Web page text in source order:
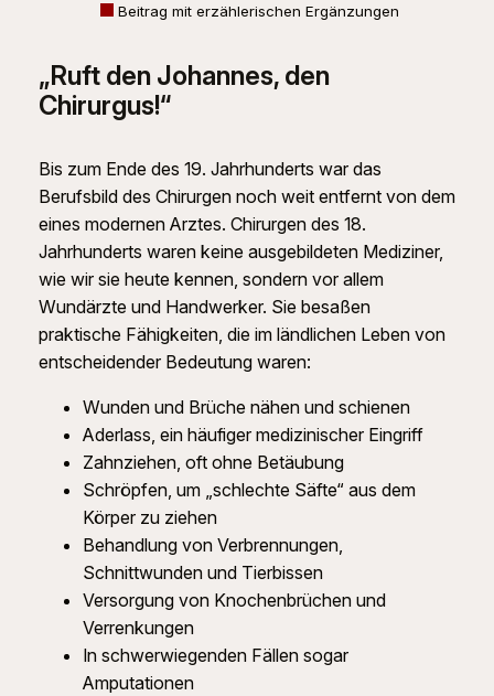
Beitrag mit erzählerischen Ergänzungen
„Ruft den Johannes, den
Chirurgus!“
Bis zum Ende des 19. Jahrhunderts war das
Berufsbild des Chirurgen noch weit entfernt von dem
eines modernen Arztes. Chirurgen des 18.
Jahrhunderts waren keine ausgebildeten Mediziner,
wie wir sie heute kennen, sondern vor allem
Wundärzte und Handwerker. Sie besaßen
praktische Fähigkeiten, die im ländlichen Leben von
entscheidender Bedeutung waren:
Wunden und Brüche nähen und schienen
Aderlass, ein häufiger medizinischer Eingriff
Zahnziehen, oft ohne Betäubung
Schröpfen, um „schlechte Säfte“ aus dem
Körper zu ziehen
Behandlung von Verbrennungen,
Schnittwunden und Tierbissen
Versorgung von Knochenbrüchen und
Verrenkungen
In schwerwiegenden Fällen sogar
Amputationen